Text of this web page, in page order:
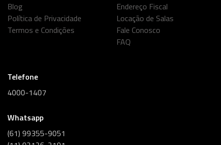
Blog
Política de Privacidade
Termos e Condições
Endereço Fiscal
Locação de Salas
Fale Conosco
FAQ
Telefone
4000-1407
Whatsapp
(61) 99355-9051